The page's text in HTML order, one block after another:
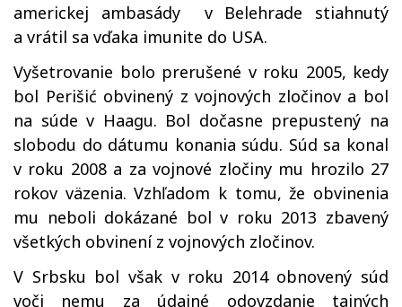
americkej ambasády v Belehrade stiahnutý
a vrátil sa vďaka imunite do USA.
Vyšetrovanie bolo prerušené v roku 2005, kedy
bol Perišić obvinený z vojnových zločinov a bol
na súde v Haagu. Bol dočasne prepustený na
slobodu do dátumu konania súdu. Súd sa konal
v roku 2008 a za vojnové zločiny mu hrozilo 27
rokov väzenia. Vzhľadom k tomu, že obvinenia
mu neboli dokázané bol v roku 2013 zbavený
všetkých obvinení z vojnových zločinov.
V Srbsku bol však v roku 2014 obnovený súd
voči nemu za údajné odovzdanie tajných